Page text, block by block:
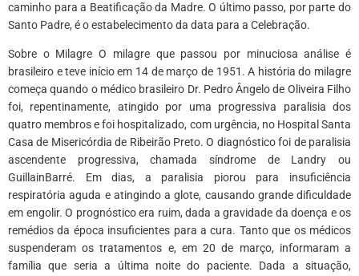
caminho para a Beatificação da Madre. O último passo, por parte do
Santo Padre, é o estabelecimento da data para a Celebração.
Sobre o Milagre O milagre que passou por minuciosa análise é
brasileiro e teve início em 14 de março de 1951. A história do milagre
começa quando o médico brasileiro Dr. Pedro Ângelo de Oliveira Filho
foi, repentinamente, atingido por uma progressiva paralisia dos
quatro membros e foi hospitalizado, com urgência, no Hospital Santa
Casa de Misericórdia de Ribeirão Preto. O diagnóstico foi de paralisia
ascendente progressiva, chamada síndrome de Landry ou
GuillainBarré. Em dias, a paralisia piorou para insuficiência
respiratória aguda e atingindo a glote, causando grande dificuldade
em engolir. O prognóstico era ruim, dada a gravidade da doença e os
remédios da época insuficientes para a cura. Tanto que os médicos
suspenderam os tratamentos e, em 20 de março, informaram a
família que seria a última noite do paciente. Dada a situação,